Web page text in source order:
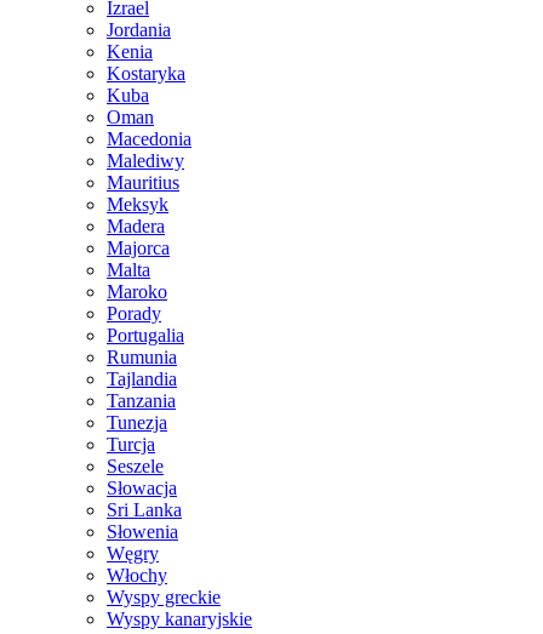
Izrael
Jordania
Kenia
Kostaryka
Kuba
Oman
Macedonia
Malediwy
Mauritius
Meksyk
Madera
Majorca
Malta
Maroko
Porady
Portugalia
Rumunia
Tajlandia
Tanzania
Tunezja
Turcja
Seszele
Słowacja
Sri Lanka
Słowenia
Węgry
Włochy
Wyspy greckie
Wyspy kanaryjskie